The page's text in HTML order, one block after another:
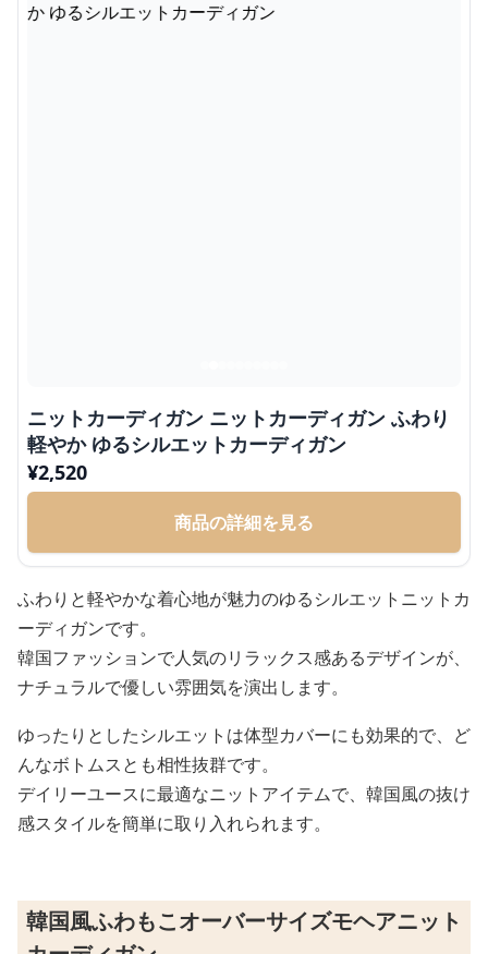
ニットカーディガン ニットカーディガン ふわり
軽やか ゆるシルエットカーディガン
¥2,520
商品の詳細を見る
ふわりと軽やかな着心地が魅力のゆるシルエットニットカ
ーディガンです。
韓国ファッションで人気のリラックス感あるデザインが、
ナチュラルで優しい雰囲気を演出します。
ゆったりとしたシルエットは体型カバーにも効果的で、ど
んなボトムスとも相性抜群です。
デイリーユースに最適なニットアイテムで、韓国風の抜け
感スタイルを簡単に取り入れられます。
韓国風ふわもこオーバーサイズモヘアニット